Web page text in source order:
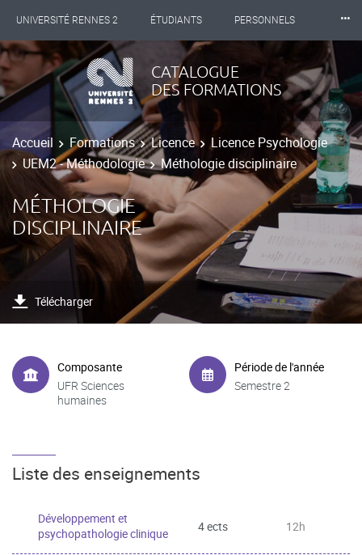
UNIVERSITÉ RENNES 2 ÉTUDIANTS PERSONNELS
INTERNATIONAL PROFESSIONNELS BIBLIOTHÈQUES
LES NOUVELLES DE RENNES 2
⸱⸱⸱
CATALOGUE
DES FORMATIONS
Accueil Formations Licence
Licence Psychologie
UEM2 - Méthodologie
Méthologie disciplinaire
MÉTHOLOGIE
DISCIPLINAIRE
Télécharger
Composante
UFR Sciences
humaines
Période de l'année
Semestre 2
Liste des enseignements
Développement et
psychopathologie clinique
4 ects 12h